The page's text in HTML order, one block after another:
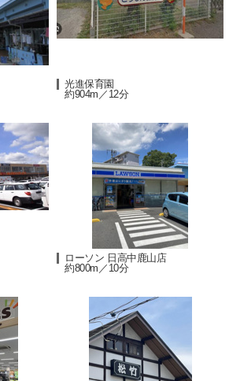
光進保育園
約904m／12分
ローソン 日高中鹿山店
約800m／10分